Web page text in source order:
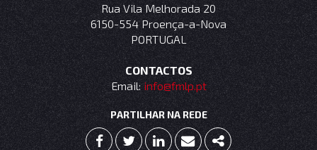
Rua Vila Melhorada 20
6150-554 Proença-a-Nova
PORTUGAL
CONTACTOS
Email: info@fmlp.pt
PARTILHAR NA REDE